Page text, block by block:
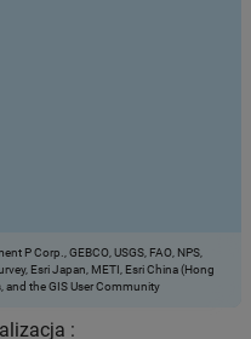
P Corp., GEBCO, USGS, FAO, NPS,
Esri Japan, METI, Esri China (Hong
the GIS User Community
: